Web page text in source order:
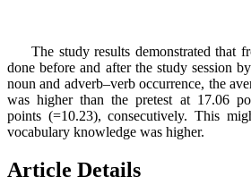
The study results demonstrated that
done before and after the study session
noun and adverb–verb occurrence, the
was higher than the pretest at 17.06
points (=10.23), consecutively. This
vocabulary knowledge was higher.
Article Details